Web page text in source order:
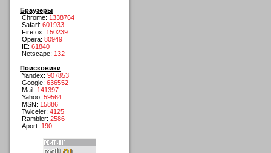
Браузеры
Chrome: 1338764
Safari: 601933
Firefox: 150239
Opera: 80949
IE: 61840
Netscape: 132
Поисковики
Yandex: 907853
Google: 636552
Mail: 141397
Yahoo: 59564
MSN: 15886
Twiceler: 4125
Rambler: 2586
Aport: 190